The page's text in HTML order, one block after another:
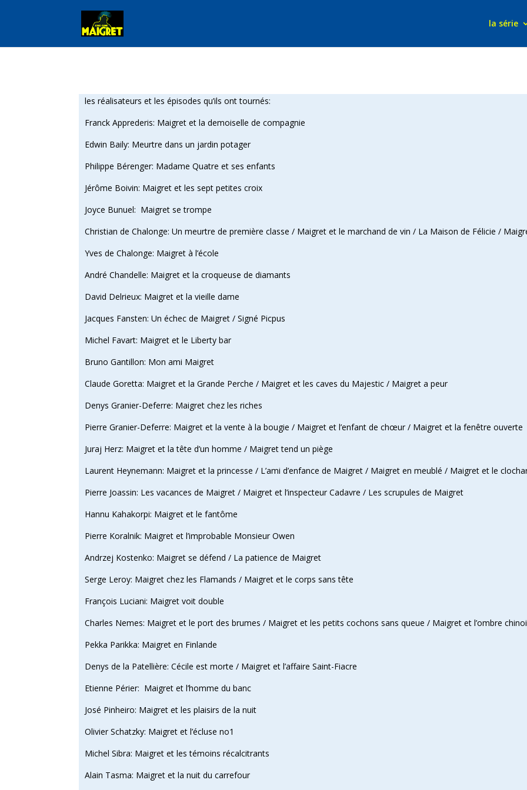
la série
les réalisateurs et les épisodes qu’ils ont tournés:
Franck Apprederis: Maigret et la demoiselle de compagnie
Edwin Baily: Meurtre dans un jardin potager
Philippe Bérenger: Madame Quatre et ses enfants
Jérôme Boivin: Maigret et les sept petites croix
Joyce Bunuel: Maigret se trompe
Christian de Chalonge: Un meurtre de première classe / Maigret et le marchand de vin / La Maison de Félicie /
Yves de Chalonge: Maigret à l’école
André Chandelle: Maigret et la croqueuse de diamants
David Delrieux: Maigret et la vieille dame
Jacques Fansten: Un échec de Maigret / Signé Picpus
Michel Favart: Maigret et le Liberty bar
Bruno Gantillon: Mon ami Maigret
Claude Goretta: Maigret et la Grande Perche / Maigret et les caves du Majestic / Maigret a peur
Denys Granier-Deferre: Maigret chez les riches
Pierre Granier-Deferre: Maigret et la vente à la bougie / Maigret et l’enfant de chœur / Maigret et la fenêtre ouverte
Juraj Herz: Maigret et la tête d’un homme / Maigret tend un piège
Laurent Heynemann: Maigret et la princesse / L’ami d’enfance de Maigret / Maigret en meublé / Maigret et le
Pierre Joassin: Les vacances de Maigret / Maigret et l’inspecteur Cadavre / Les scrupules de Maigret
Hannu Kahakorpi: Maigret et le fantôme
Pierre Koralnik: Maigret et l’improbable Monsieur Owen
Andrzej Kostenko: Maigret se défend / La patience de Maigret
Serge Leroy: Maigret chez les Flamands / Maigret et le corps sans tête
François Luciani: Maigret voit double
Charles Nemes: Maigret et le port des brumes / Maigret et les petits cochons sans queue / Maigret et l’ombre
Pekka Parikka: Maigret en Finlande
Denys de la Patellière: Cécile est morte / Maigret et l’affaire Saint-Fiacre
Etienne Périer: Maigret et l’homme du banc
José Pinheiro: Maigret et les plaisirs de la nuit
Olivier Schatzky: Maigret et l’écluse no1
Michel Sibra: Maigret et les témoins récalcitrants
Alain Tasma: Maigret et la nuit du carrefour